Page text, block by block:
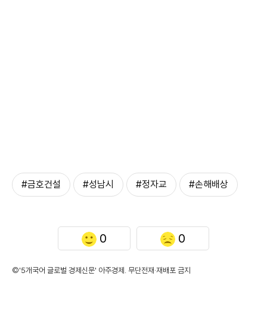
#금호건설 #성남시 #정자교 #손해배상
0 0
©'5개국어 글로벌 경제신문' 아주경제. 무단전재·재배포 금지